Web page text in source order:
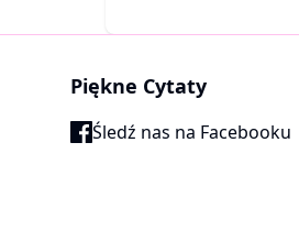
Piękne Cytaty
Śledź nas na Facebooku